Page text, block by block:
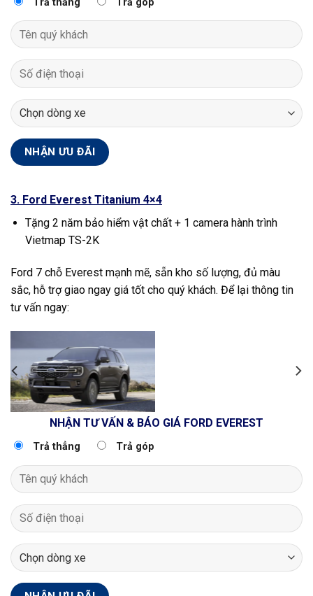
3. Ford Everest Titanium 4×4
Tặng 2 năm bảo hiểm vật chất + 1 camera hành trình
Vietmap TS-2K
Ford 7 chỗ Everest mạnh mẽ, sẵn kho số lượng, đủ màu
sắc, hỗ trợ giao ngay giá tốt cho quý khách. Để lại thông tin
tư vấn ngay:
NHẬN TƯ VẤN & BÁO GIÁ FORD EVEREST
Trả thẳng Trả góp